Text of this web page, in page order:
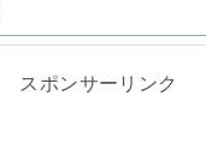
スポンサーリンク